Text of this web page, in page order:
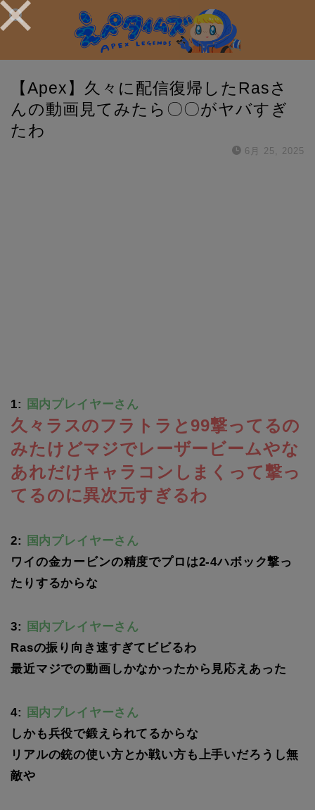
【Apex】久々に配信復帰したRasさ
んの動画見てみたら〇〇がヤバすぎ
たわ
6月 25, 2025
1: 国内プレイヤーさん
久々ラスのフラトラと99撃ってるの
みたけどマジでレーザービームやな
あれだけキャラコンしまくって撃っ
てるのに異次元すぎるわ
2:
国内プレイヤーさん
ワイの金カービンの精度でプロは2-4ハボック撃っ
たりするからな
3:
国内プレイヤーさん
Rasの振り向き速すぎてビビるわ
最近マジでの動画しかなかったから見応えあった
4:
国内プレイヤーさん
しかも兵役で鍛えられてるからな
リアルの銃の使い方とか戦い方も上手いだろうし無
敵や